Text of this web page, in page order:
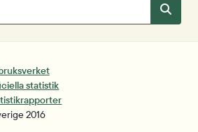
Sök
statistik
2016